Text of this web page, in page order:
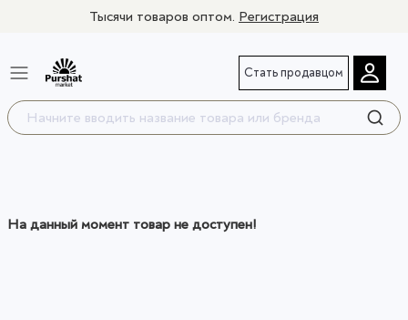
Тысячи товаров оптом. Регистрация
Стать продавцом
На данный момент товар не доступен!